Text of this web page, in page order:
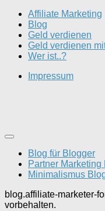
Affiliate Marketing
Blog
Geld verdienen
Geld verdienen
Wer ist..?
Impressum
Blog für Blogger
Partner Marketing
Minimalismus
blog.affiliate-marketer-
vorbehalten.